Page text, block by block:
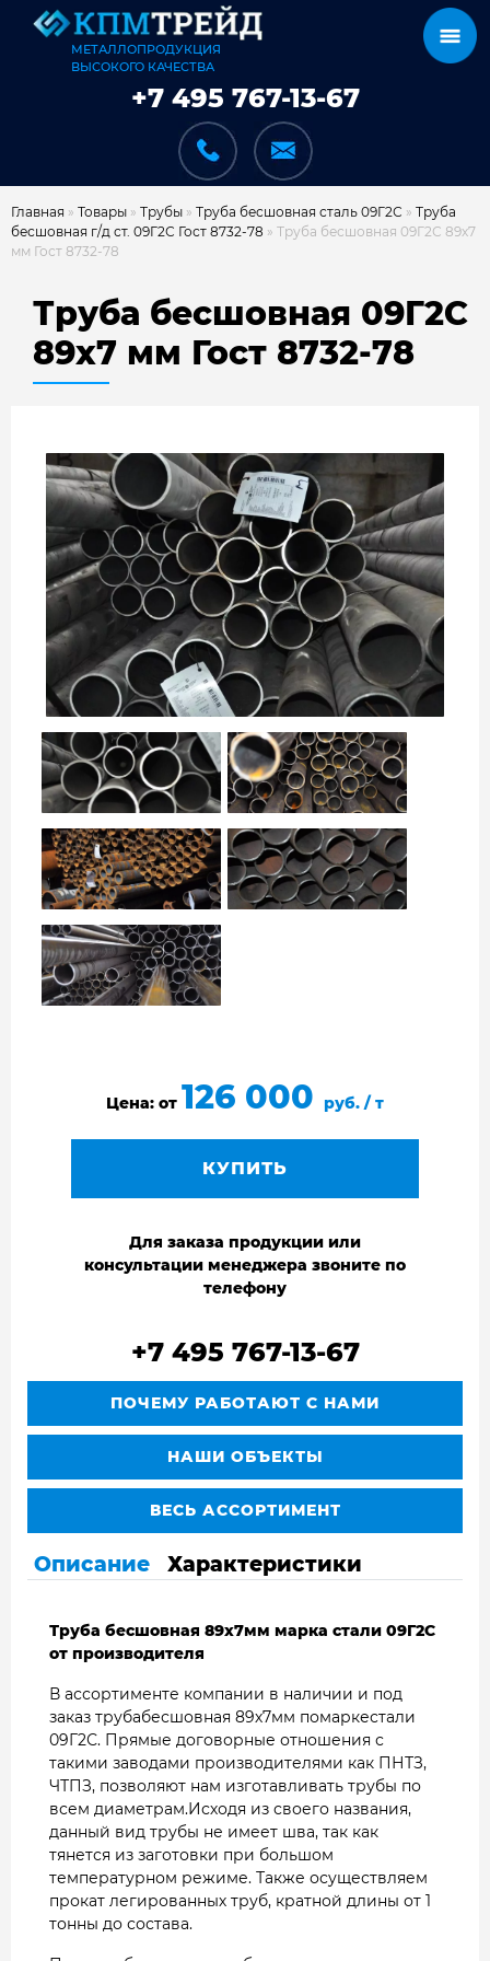
МЕТАЛЛОПРОДУКЦИЯ
ВЫСОКОГО КАЧЕСТВА
+7 495 767-13-67
ДОСТАВКА И ОПЛАТА
НАШИ ОБЪЕКТЫ
ОТЗЫВЫ
О НАС
КОНТАКТЫ
Главная » Товары » Трубы » Труба бесшовная сталь 09Г2С » Труба
бесшовная г/д ст. 09Г2С Гост 8732-78 » Труба бесшовная 09Г2С 89х7
мм Гост 8732-78
Труба бесшовная 09Г2С
89х7 мм Гост 8732-78
Цена: от 126 000 руб. / т
КУПИТЬ
Для заказа продукции или
консультации менеджера звоните по
телефону
+7 495 767-13-67
ПОЧЕМУ РАБОТАЮТ С НАМИ
НАШИ ОБЪЕКТЫ
ВЕСЬ АССОРТИМЕНТ
Описание Характеристики
Труба бесшовная 89х7мм марка стали 09Г2С
от производителя
В ассортименте компании в наличии и под
заказ трубабесшовная 89х7мм помаркестали
09Г2С. Прямые договорные отношения с
такими заводами производителями как ПНТЗ,
ЧТПЗ, позволяют нам изготавливать трубы по
всем диаметрам.Исходя из своего названия,
данный вид трубы не имеет шва, так как
тянется из заготовки при большом
температурном режиме. Также осуществляем
прокат легированных труб, кратной длины от 1
тонны до состава.